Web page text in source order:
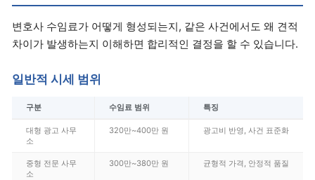
변호사 수임료가 어떻게 형성되는지, 같은 사건에서도 왜 견적
차이가 발생하는지 이해하면 합리적인 결정을 할 수 있습니다.
일반적 시세 범위
구분 수임료 범위 특징
대형 광고 사무
소
320만~400만 원 광고비 반영, 사건 표준화
중형 전문 사무
소
300만~380만 원 균형적 가격, 안정적 품질